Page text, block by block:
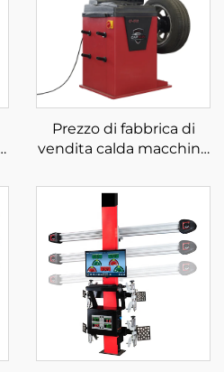
Prezzo di fabbrica di
vendita calda macchina
schermo LCD laser e
luce equilibratrice
automatica delle ruote